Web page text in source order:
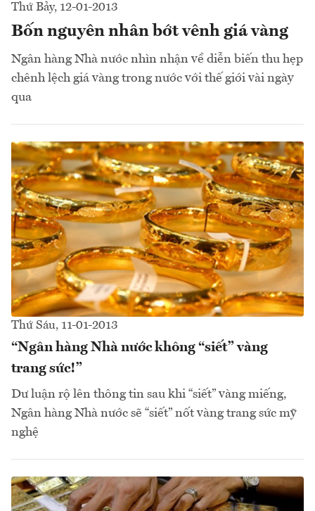
Thứ Bảy, 12-01-2013
Bốn nguyên nhân bớt vênh giá vàng
Ngân hàng Nhà nước nhìn nhận về diễn biến thu hẹp
chênh lệch giá vàng trong nước với thế giới vài ngày
qua
Thứ Sáu, 11-01-2013
“Ngân hàng Nhà nước không “siết” vàng
trang sức!”
Dư luận rộ lên thông tin sau khi “siết” vàng miếng,
Ngân hàng Nhà nước sẽ “siết” nốt vàng trang sức mỹ
nghệ